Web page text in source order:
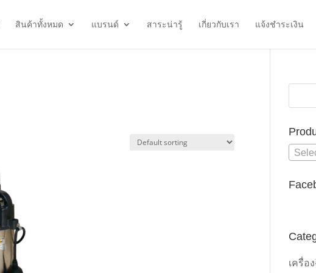
สินค้าทั้งหมด แบรนด์ สาระน่ารู้ เกี่ยวกับเรา แจ้งชำระเงิน
เครื่อ